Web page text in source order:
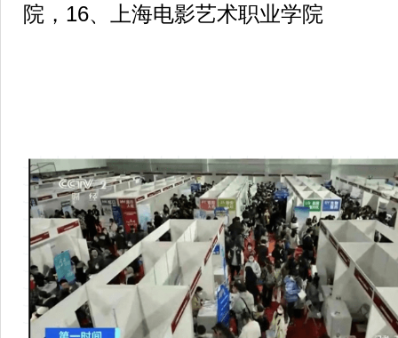
院，16、上海电影艺术职业学院